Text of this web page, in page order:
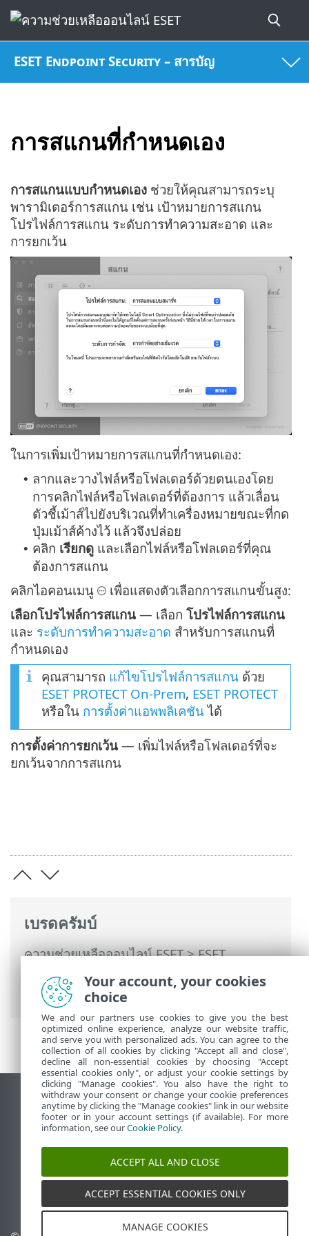
ESET Endpoint Security – สารบัญ
การสแกนที่กำหนดเอง
เบรดครัมบ์
ความช่วยเหลือออนไลน์ ESET>ESET
Endpoint Security
การใช้ ESET Endpoint
Security >สแกน> การสแกนที่กำหนดเอง
การสแกนแบบกำหนดเอง ช่วยให้คุณสามารถระบุ
พารามิเตอร์การสแกน เช่น เป้าหมายการสแกน
โปรไฟล์การสแกน ระดับการทำความสะอาด และ
การยกเว้น
ในการเพิ่มเป้าหมายการสแกนที่กำหนดเอง:
• ลากและวางไฟล์หรือโฟลเดอร์ด้วยตนเองโดย
การคลิกไฟล์หรือโฟลเดอร์ที่ต้องการ แล้วเลื่อน
ตัวชี้เม้าส์ไปยังบริเวณที่ทำเครื่องหมายขณะที่กด
ปุ่มเม้าส์ค้างไว้ แล้วจึงปล่อย
• คลิก เรียกดู และเลือกไฟล์หรือโฟลเดอร์ที่คุณ
ต้องการสแกน
คลิกไอคอนเมนู
เพื่อแสดงตัวเลือกการสแกนขั้นสูง:
เลือกโปรไฟล์การสแกน — เลือก โปรไฟล์การสแกน
และ ระดับการทำความสะอาด สำหรับการสแกนที่
กำหนดเอง
คุณสามารถ แก้ไขโปรไฟล์การสแกน ด้วย
ESET PROTECT On-Prem, ESET PROTECT
หรือใน การตั้งค่าแอพพลิเคชันได้
การตั้งค่าการยกเว้น — เพิ่มไฟล์หรือโฟลเดอร์ที่จะ
ยกเว้นจากการสแกน
ดูไซต์เดสก์ท็อป
End of Life
ESET Status Portal
ฝ่ายสนับสนุนประจำภูมิภาค
Your account, your cookies
choice
We and our partners use cookies to give you the best
optimized online experience, analyze our website traffic,
and serve you with personalized ads. You can agree to the
collection of all cookies by clicking "Accept all and close",
decline all non-essential cookies by choosing "Accept
essential cookies only", or adjust your cookie settings by
clicking "Manage cookies". You also have the right to
withdraw your consent or change your cookie preferences
anytime by clicking the "Manage cookies" link in our website
footer or in your account settings (if available). For more
information, see ourCookie Policy.
ACCEPT ALL AND CLOSE
ACCEPT ESSENTIAL COOKIES ONLY
MANAGE COOKIES